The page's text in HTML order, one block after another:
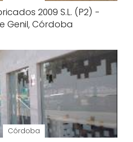
2009 S.L. (P2) -
Genil, Córdoba
Córdoba